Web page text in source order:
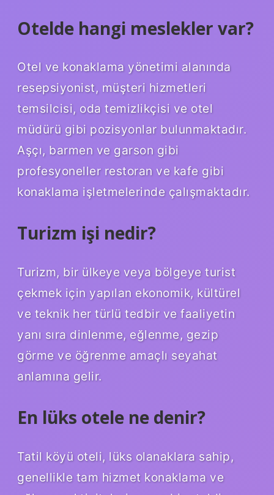
Otelde hangi meslekler var?
Otel ve konaklama yönetimi alanında
resepsiyonist, müşteri hizmetleri
temsilcisi, oda temizlikçisi ve otel
müdürü gibi pozisyonlar bulunmaktadır.
Aşçı, barmen ve garson gibi
profesyoneller restoran ve kafe gibi
konaklama işletmelerinde çalışmaktadır.
Turizm işi nedir?
Turizm, bir ülkeye veya bölgeye turist
çekmek için yapılan ekonomik, kültürel
ve teknik her türlü tedbir ve faaliyetin
yanı sıra dinlenme, eğlenme, gezip
görme ve öğrenme amaçlı seyahat
anlamına gelir.
En lüks otele ne denir?
Tatil köyü oteli, lüks olanaklara sahip,
genellikle tam hizmet konaklama ve